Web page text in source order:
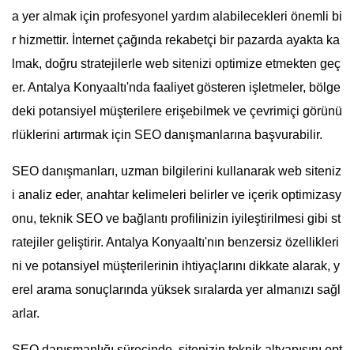
a yer almak için profesyonel yardım alabilecekleri önemli bi
r hizmettir. İnternet çağında rekabetçi bir pazarda ayakta ka
lmak, doğru stratejilerle web sitenizi optimize etmekten geç
er. Antalya Konyaaltı'nda faaliyet gösteren işletmeler, bölge
deki potansiyel müşterilere erişebilmek ve çevrimiçi görünü
rlüklerini artırmak için SEO danışmanlarına başvurabilir.
SEO danışmanları, uzman bilgilerini kullanarak web siteniz
i analiz eder, anahtar kelimeleri belirler ve içerik optimizasy
onu, teknik SEO ve bağlantı profilinizin iyileştirilmesi gibi st
ratejiler geliştirir. Antalya Konyaaltı'nın benzersiz özellikleri
ni ve potansiyel müşterilerinin ihtiyaçlarını dikkate alarak, y
erel arama sonuçlarında yüksek sıralarda yer almanızı sağl
arlar.